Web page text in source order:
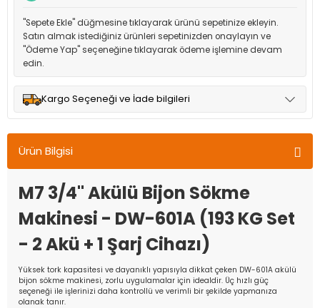
"Sepete Ekle" düğmesine tıklayarak ürünü sepetinize ekleyin.
Satın almak istediğiniz ürünleri sepetinizden onaylayın ve
"Ödeme Yap" seçeneğine tıklayarak ödeme işlemine devam
edin.
Kargo Seçeneği ve İade bilgileri
adresinize teslim edilir.
Ürün Bilgisi
M7 3/4" Akülü Bijon Sökme
Makinesi - DW-601A (193 KG Set
- 2 Akü + 1 Şarj Cihazı)
Yüksek tork kapasitesi ve dayanıklı yapısıyla dikkat çeken DW-601A akülü
bijon sökme makinesi, zorlu uygulamalar için idealdir. Üç hızlı güç
seçeneği ile işlerinizi daha kontrollü ve verimli bir şekilde yapmanıza
olanak tanır.